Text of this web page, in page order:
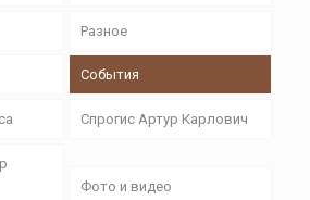
Разное
События
Спрогис Артур Карлович
Фото и видео